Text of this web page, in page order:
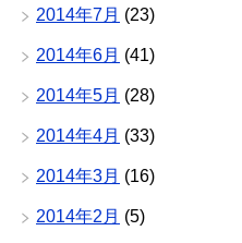
2014年7月 (23)
2014年6月 (41)
2014年5月 (28)
2014年4月 (33)
2014年3月 (16)
2014年2月 (5)